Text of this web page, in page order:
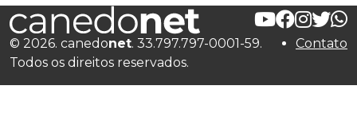
© 2026. canedonet. 33.797.797-0001-59.
Todos os direitos reservados.
Contato